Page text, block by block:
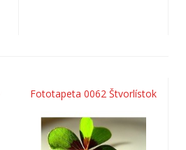
Fototapeta 0062 Štvorlístok